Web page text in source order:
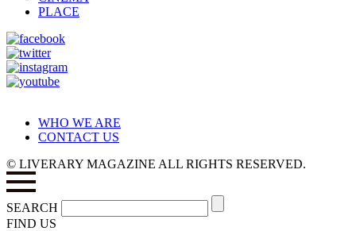
PLACE
WHO WE ARE
CONTACT US
© LIVERARY MAGAZINE ALL RIGHTS RESERVED.
SEARCH
FIND US